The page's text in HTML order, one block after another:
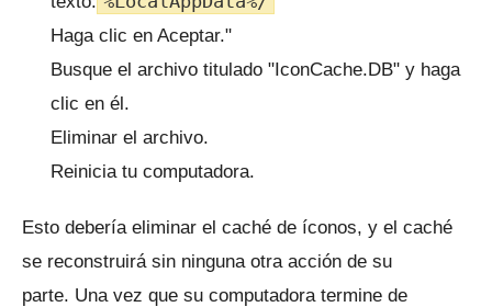
Haga clic en Aceptar."
Busque el archivo titulado "IconCache.DB" y haga
clic en él.
Eliminar el archivo.
Reinicia tu computadora.
Esto debería eliminar el caché de íconos, y el caché
se reconstruirá sin ninguna otra acción de su
parte. Una vez que su computadora termine de